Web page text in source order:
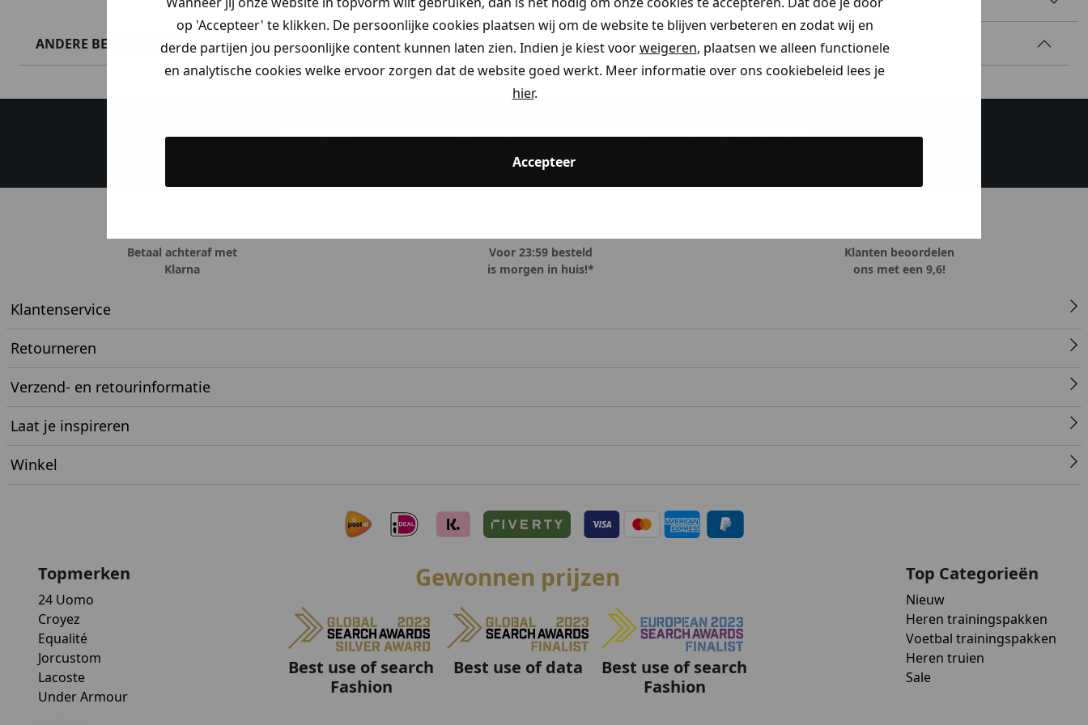
op 'Accepteer' te klikken. De persoonlijke cookies plaatsen wij om de website te blijven verbeteren en zodat wij en
derde partijen jou persoonlijke content kunnen laten zien. Indien je kiest voorweigeren, plaatsen we alleen functionele
en analytische cookies welke ervoor zorgen dat de website goed werkt. Meer informatie over ons cookiebeleid lees je
hier.
Accepteer
ANDERE BESTELDEN OOK
Maak een account aan en ontvang 5% korting op je eerste bestelling!
Betaal achteraf met
Klarna
Voor 23:59 besteld
is morgen in huis!*
Klanten beoordelen
ons met een 9,6!
Klantenservice
Retourneren
Verzend- en retourinformatie
Laat je inspireren
Winkel
Topmerken
24 Uomo
Croyez
Equalité
Jorcustom
Lacoste
Under Armour
Gewonnen prijzen
Best use of search
Fashion
Best use of data
Best use of search
Fashion
Top Categorieën
Nieuw
Heren trainingspakken
Voetbal trainingspakken
Heren truien
Sale